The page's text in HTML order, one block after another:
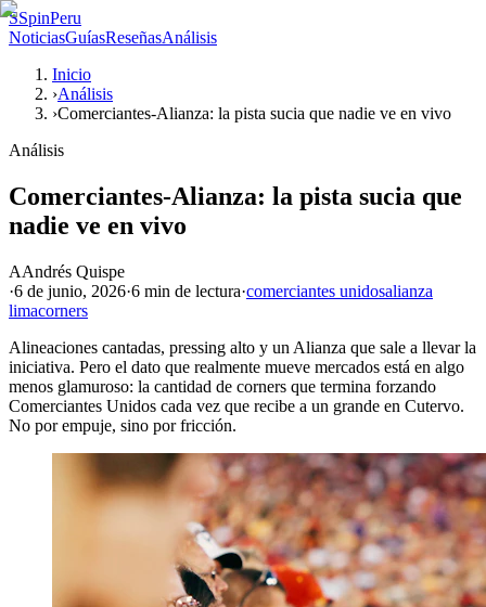
SSpinPeru
NoticiasGuíasReseñasAnálisis
Inicio
›Análisis
›Comerciantes-Alianza: la pista sucia que nadie ve en vivo
Análisis
Comerciantes-Alianza: la pista sucia que
nadie ve en vivo
AAndrés Quispe
·6 de junio, 2026·6 min de lectura·comerciantes unidosalianza
limacorners
Alineaciones cantadas, pressing alto y un Alianza que sale a llevar la
iniciativa. Pero el dato que realmente mueve mercados está en algo
menos glamuroso: la cantidad de corners que termina forzando
Comerciantes Unidos cada vez que recibe a un grande en Cutervo.
No por empuje, sino por fricción.